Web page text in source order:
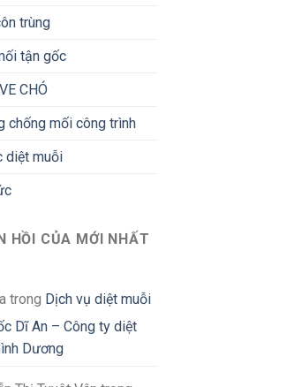
trùng
tận gốc
CHÓ
chống mối công trình
diệt muỗi
HỒI CỦA MỚI NHẤT
trong Dịch vụ diệt muỗi
Dĩ An – Công ty diệt
Dương